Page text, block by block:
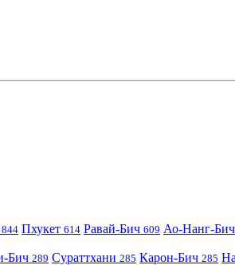
844 Пхукет 614 Равай-Бич 609 Ао-Нанг-Бич
Бич 289 Сураттхани 285 Карон-Бич 285